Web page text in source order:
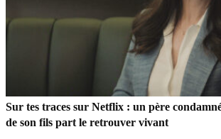
Sur tes traces sur Netflix : un père
de son fils part le retrouver vivant